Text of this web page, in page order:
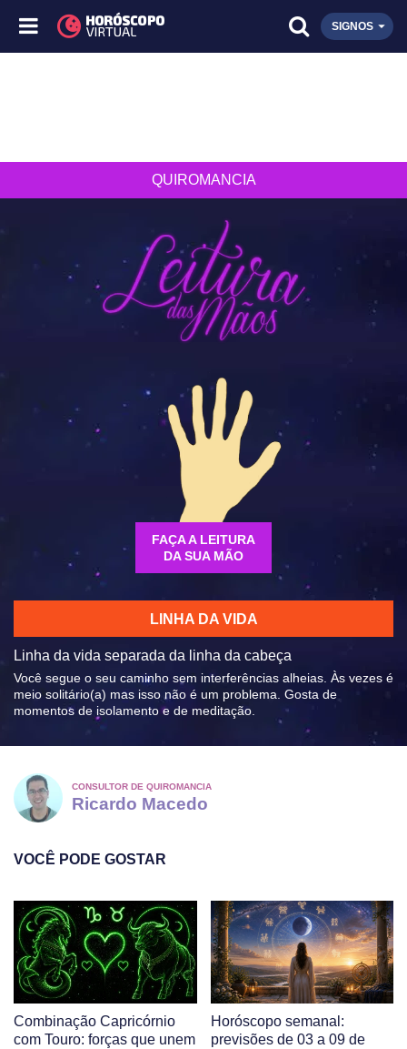
SIGNOS
QUIROMANCIA
FAÇA A LEITURA
DA SUA MÃO
LINHA DA VIDA
Linha da vida separada da linha da cabeça
Você segue o seu caminho sem interferências alheias. Às vezes é
meio solitário(a) mas isso não é um problema. Gosta de
momentos de isolamento e de meditação.
CONSULTOR DE QUIROMANCIA
Ricardo Macedo
VOCÊ PODE GOSTAR
Combinação Capricórnio
com Touro: forças que unem
Horóscopo semanal:
previsões de 03 a 09 de